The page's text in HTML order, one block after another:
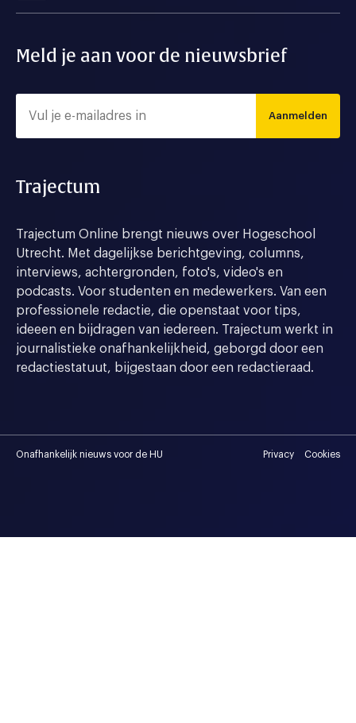
Meld je aan voor de nieuwsbrief
Aanmelden
Trajectum
Trajectum Online brengt nieuws over Hogeschool
Utrecht. Met dagelijkse berichtgeving, columns,
interviews, achtergronden, foto's, video's en
podcasts. Voor studenten en medewerkers. Van een
professionele redactie, die openstaat voor tips,
ideeen en bijdragen van iedereen. Trajectum werkt in
journalistieke onafhankelijkheid, geborgd door een
redactiestatuut, bijgestaan door een redactieraad.
Onafhankelijk nieuws voor de HU Privacy Cookies